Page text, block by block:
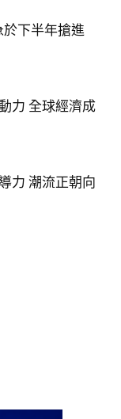
下半年搶進
力 全球經濟成
力 潮流正朝向